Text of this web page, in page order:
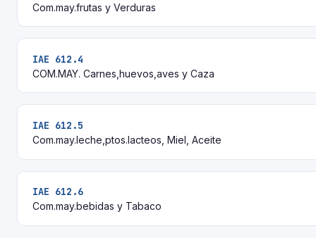
Com.may.frutas y Verduras
IAE 612.4
COM.MAY. Carnes,huevos,aves y Caza
IAE 612.5
Com.may.leche,ptos.lacteos, Miel, Aceite
IAE 612.6
Com.may.bebidas y Tabaco